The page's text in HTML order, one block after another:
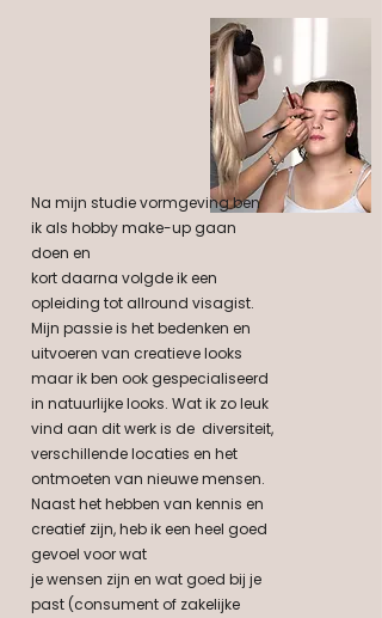
Na mijn studie vormgeving ben
ik als hobby make-up gaan
doen en
kort daarna volgde ik een
opleiding tot allround visagist.
Mijn passie is het bedenken en
uitvoeren van creatieve looks
maar ik ben ook gespecialiseerd
in natuurlijke looks. Wat ik zo leuk
vind aan dit werk is de diversiteit,
verschillende locaties en het
ontmoeten van nieuwe mensen.
Naast het hebben van kennis en
creatief zijn, heb ik een heel goed
gevoel voor wat
je wensen zijn en wat goed bij je
past (consument of zakelijke